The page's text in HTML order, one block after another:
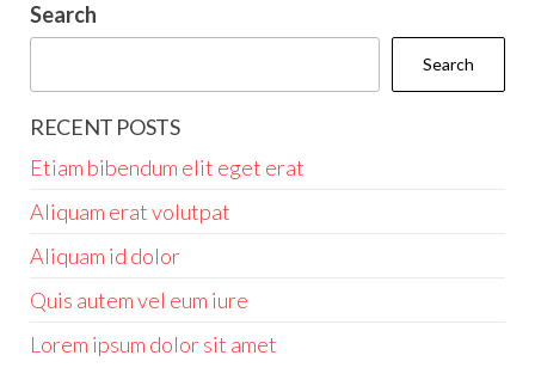
Search
Search
RECENT POSTS
Etiam bibendum elit eget erat
Aliquam erat volutpat
Aliquam id dolor
Quis autem vel eum iure
Lorem ipsum dolor sit amet